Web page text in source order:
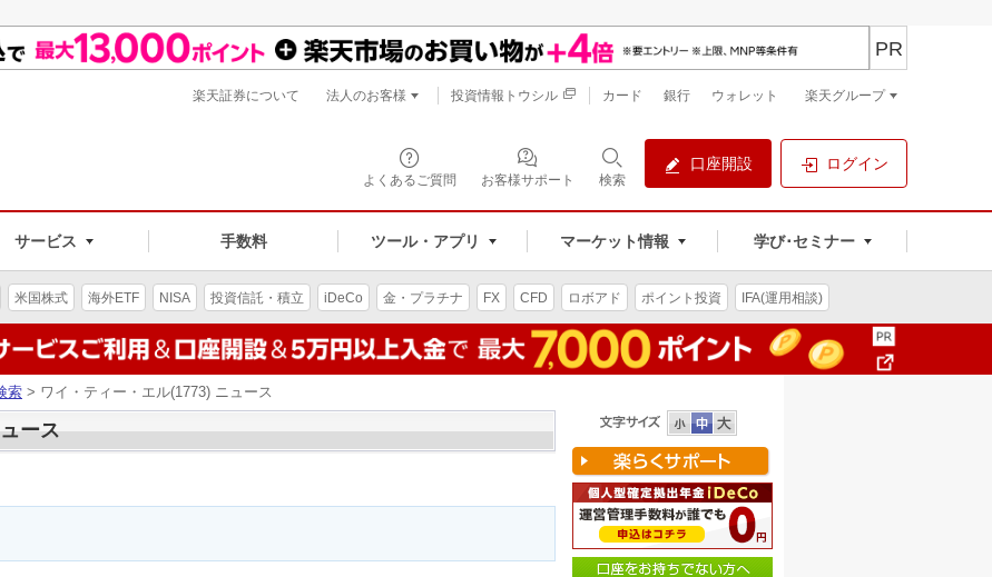
よくあるご質問 お客様サポート 検索
口座開設 ログイン
サービス 手数料 ツール・アプリ マーケット情報 学び･セミナー
PR
楽天証券について 法人のお客様 投資情報トウシル カード 銀行 ウォレット 楽天グループ
米国株式 海外ETF NISA 投資信託・積立 iDeCo 金・プラチナ FX CFD ロボアド ポイント投資 IFA(運用相談)
索 > ワイ・ティー・エル(1773) ニュース
ース